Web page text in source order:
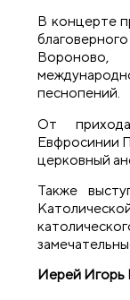
В концерте
песнопений.
От
Евфросинии
церковный
Также
Иерей